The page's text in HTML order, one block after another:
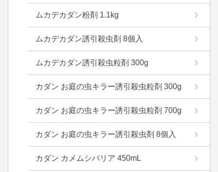
ムカデカダン粉剤 1.1kg
ムカデカダン誘引殺虫剤 8個入
ムカデカダン誘引殺虫粒剤 300g
カダン お庭の虫キラー誘引殺虫粒剤 300g
カダン お庭の虫キラー誘引殺虫粒剤 700g
カダン お庭の虫キラー誘引殺虫剤 8個入
カダン カメムシバリア 450mL